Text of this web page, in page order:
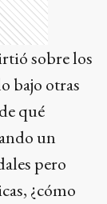
sobre los
bajo otras
qué
un
pero
¿cómo